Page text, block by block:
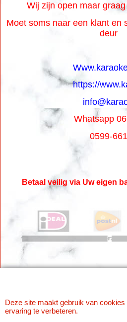
Wij zijn open maar
Moet soms naar een klant en
deur
https://
Whatsapp
0599-
Betaal veilig via Uw eigen
Webwinkel
ShopFactory
Deze site maakt gebruik van
ervaring te verbeteren.